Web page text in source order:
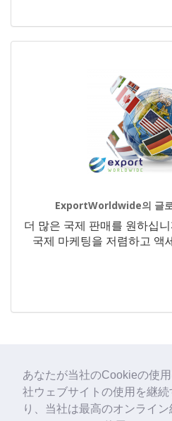
あなたが当社のCookieの使
社ウェブサイトの使用を継続
り、当社は最高のオンライ
ExportWorldwide의 글
더 많은 국제 판매를 원하십
국제 마케팅을 저렴하고 액
1 2